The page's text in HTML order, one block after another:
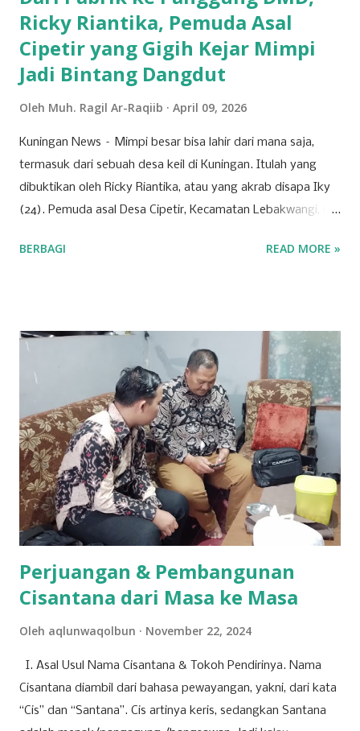
Ricky Riantika, Pemuda Asal
Cipetir yang Gigih Kejar Mimpi
Jadi Bintang Dangdut
Oleh Muh. Ragil Ar-Raqiib April 09, 2026
Kuningan News – Mimpi besar bisa lahir dari mana saja,
termasuk dari sebuah desa keil di Kuningan. Itulah yang
dibuktikan oleh Ricky Riantika, atau yang akrab disapa Iky
(24). Pemuda asal Desa Cipetir, Kecamatan Lebakwangi, ini
ketatnya persaingan di dunia hiburan nasional. Nama Iky
28 Maret 2026 lalu, Ikyy memberanikan diri untuk tampil
dalam ajang pencarian bakat bergengsi, DMD (Dangdut
Mania Dadakan). Meski belum berhasil keluar sebagai juara,
pengalaman tersebut menjadi tonggak sejarah penting
dalam karier bermusiknya. “Iya alhamdulillah aktu tannggal
28 maret kemarin, ikut dmd ya walaupun tidak sampai jadi
juara cuman aku ingin terus mendalami dan berkiprah lewat
karya Aku di dunia seni musik ini,” tuturnya kala
diwawancara Kamis (9/4/2026). Baginya, kegagalan...
BERBAGI READ MORE »
Perjuangan & Pembangunan
Cisantana dari Masa ke Masa
Oleh aqlunwaqolbun November 22, 2024
I. Asal Usul Nama Cisantana & Tokoh Pendirinya. Nama
Cisantana diambil dari bahasa pewayangan, yakni, dari kata
“Cis” dan “Santana”. Cis artinya keris, sedangkan Santana